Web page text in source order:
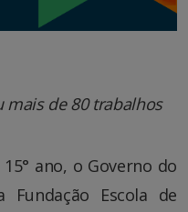
mais de 80 trabalhos
15° ano, o Governo do
Escola de